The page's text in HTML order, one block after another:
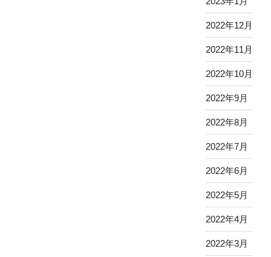
2022年12月
2022年11月
2022年10月
2022年9月
2022年8月
2022年7月
2022年6月
2022年5月
2022年4月
2022年3月